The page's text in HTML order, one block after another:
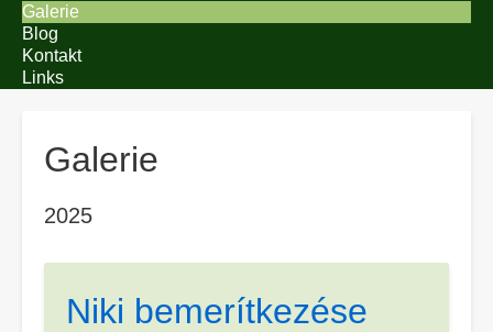
Galerie
Blog
Kontakt
Links
Galerie
2025
Niki bemerítkezése